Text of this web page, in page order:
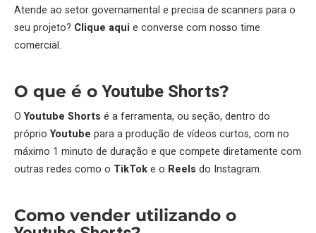
Atende ao setor governamental e precisa de scanners para o
seu projeto? Clique aqui e converse com nosso time
comercial.
O que é oYoutube Shorts?
OYoutube Shorts é a ferramenta, ou seção, dentro do
próprioYoutube para a produção de vídeos curtos, com no
máximo 1 minuto de duração e que compete diretamente com
outras redes como o TikToke o Reels do Instagram.
Como vender utilizando o